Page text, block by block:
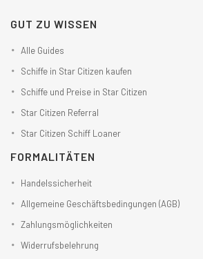
GUT ZU WISSEN
Alle Guides
Schiffe in Star Citizen kaufen
Schiffe und Preise in Star Citizen
Star Citizen Referral
Star Citizen Schiff Loaner
FORMALITÄTEN
Handelssicherheit
Allgemeine Geschäftsbedingungen (AGB)
Zahlungsmöglichkeiten
Widerrufsbelehrung